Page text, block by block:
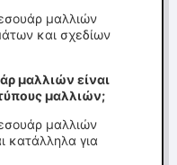
μαλλιών
και σχεδίων
μαλλιών είναι
μαλλιών;
μαλλιών
κατάλληλα για